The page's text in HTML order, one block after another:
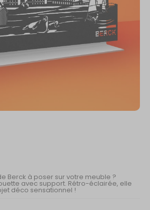
Berck à poser sur votre meuble ?
avec support. Rétro-éclairée, elle
déco sensationnel !